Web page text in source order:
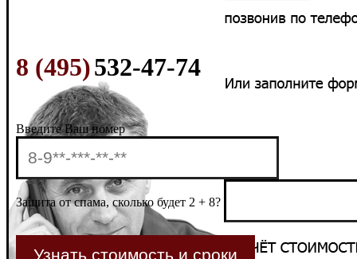
8 (495)532-47-74
Введите Ваш номер
Защита от спама, сколько будет 2 + 8?